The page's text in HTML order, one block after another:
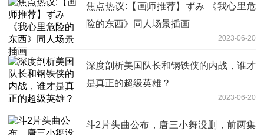
焦点热议:【画师推荐】ずみ 《我心里危
险的东西》同人场景插画
2023-06-20
深度剖析美国队长和钢铁侠的内战，谁才
是真正的超级英雄？
2023-06-20
斗2片头曲公布，唐三小舞没删，前两集